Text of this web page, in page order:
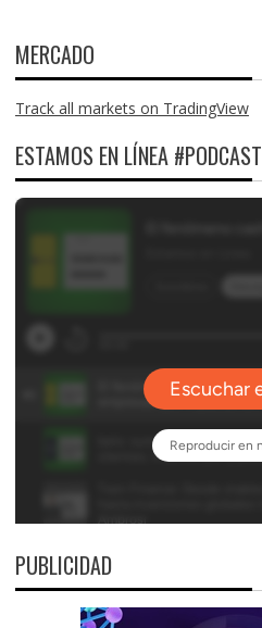
MERCADO
Track all markets on TradingView
ESTAMOS EN LÍNEA #PODCAST
PUBLICIDAD